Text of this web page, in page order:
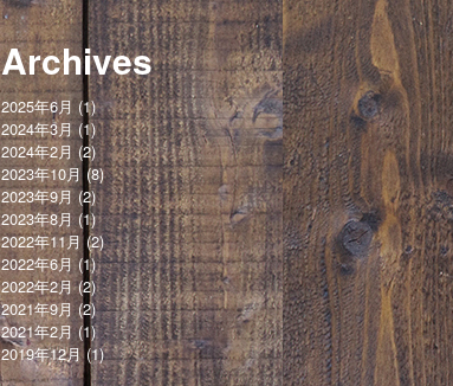
Archives
2025年6月(1)
2024年3月(1)
2024年2月 (2)
2023年10月 (8)
2023年9月(2)
2023年8月(1)
2022年11月(2)
2022年6月(1)
2022年2月(2)
2021年9月(2)
2021年2月(1)
2019年12月(1)